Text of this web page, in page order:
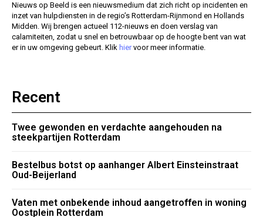
Nieuws op Beeld is een nieuwsmedium dat zich richt op incidenten en
inzet van hulpdiensten in de regio’s Rotterdam-Rijnmond en Hollands
Midden. Wij brengen actueel 112-nieuws en doen verslag van
calamiteiten, zodat u snel en betrouwbaar op de hoogte bent van wat
er in uw omgeving gebeurt. Klik hiervoor meer informatie.
Recent
Twee gewonden en verdachte aangehouden na
steekpartijen Rotterdam
Bestelbus botst op aanhanger Albert Einsteinstraat
Oud-Beijerland
Vaten met onbekende inhoud aangetroffen in woning
Oostplein Rotterdam